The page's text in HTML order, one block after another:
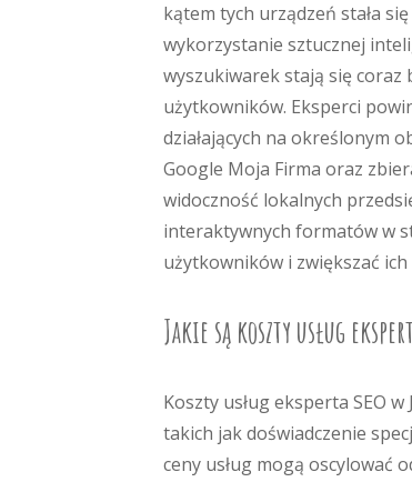
kątem tych urządzeń stała
wykorzystanie sztucznej
wyszukiwarek stają się
użytkowników. Eksperci
działających na określonym
Google Moja Firma oraz
widoczność lokalnych
interaktywnych formatów w
użytkowników i zwiększać
Jakie są koszty usług
Koszty usług eksperta SEO
takich jak doświadczenie
ceny usług mogą oscylować